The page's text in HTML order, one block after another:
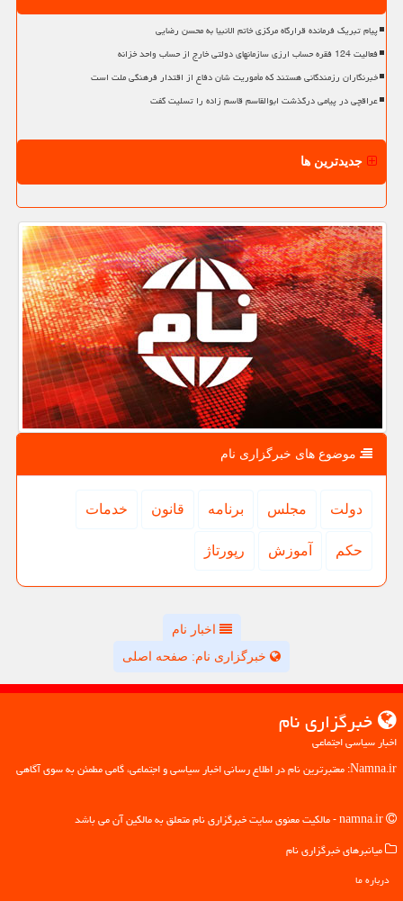
پیام تبریک فرمانده قرارگاه مرکزی خاتم الانبیا به محسن رضایی
فعالیت 124 فقره حساب ارزی سازمانهای دولتی خارج از حساب واحد خزانه
خبرنگاران رزمندگانی هستند که مأموریت شان دفاع از اقتدار فرهنگی ملت است
عراقچی در پیامی درگذشت ابوالقاسم قاسم زاده را تسلیت گفت
جدیدترین ها
موضوع های خبرگزاری نام
دولت مجلس برنامه قانون خدمات
حكم آموزش رپورتاژ
اخبار نام
خبرگزاری نام: صفحه اصلی
خبرگزاری نام
اخبار سیاسی اجتماعی
Namna.ir: معتبرترین نام در اطلاع رسانی اخبار سیاسی و اجتماعی، گامی مطمئن به سوی آگاهی
میانبرهای خبرگزاری نام
درباره ما